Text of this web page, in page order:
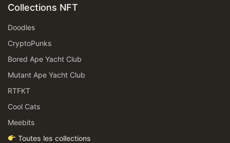
Collections NFT
Doodles
CryptoPunks
Bored Ape Yacht Club
Mutant Ape Yacht Club
RTFKT
Cool Cats
Meebits
Toutes les collections